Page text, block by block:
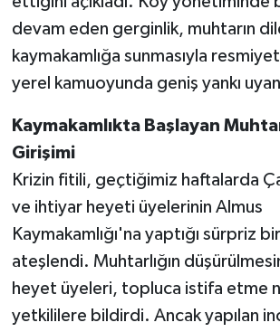
devam eden gerginlik, muhtarın
kaymakamlığa sunmasıyla
yerel kamuoyunda geniş yankı
Kaymakamlıkta Başlayan
Girişimi
Krizin fitili, geçtiğimiz haftalarda
ve ihtiyar heyeti üyelerinin Almus
Kaymakamlığı'na yaptığı sürpriz
ateşlendi. Muhtarlığın
heyet üyeleri, topluca istifa etme
yetkililere bildirdi. Ancak yapılan